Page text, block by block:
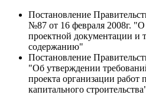
Постановление
№87 от 16 февраля 2008г. "О
проектной документации и
содержанию"
Постановление
"Об утверждении
проекта организации работ
капитального